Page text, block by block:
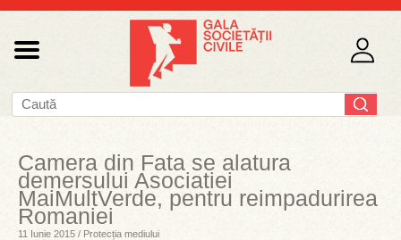
Camera din Fata se alatura
demersului Asociatiei
MaiMultVerde, pentru reimpadurirea
Romaniei
11 Iunie 2015 / Protecția mediului